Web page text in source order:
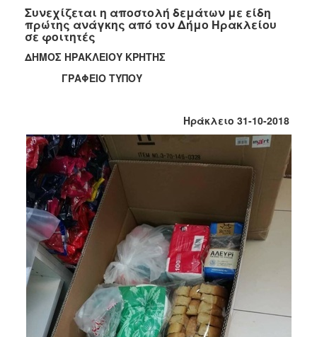
για
Οικονομική
Αδυναμία
&
Καταστροφές
Φροντίδας
(Κ.Α.Π.Η.)
Κέντρα
Δημιουργικής
Απασχόλησης
Παιδιών
(Κ.Δ.Α.Π.)
Κέντρα
Ημερήσιας
Φροντίδας
Ηλικιωμένων
(Κ.Η.Φ.Η.)
Κ.Δ.Α.Π.Α.μεΑ.
Συνεχίζεται η αποστολή δεμάτων με είδη
πρώτης ανάγκης από τον Δήμο Ηρακλείου
σε φοιτητές
ΔΗΜΟΣ ΗΡΑΚΛΕΙΟΥ ΚΡΗΤΗΣ
ΓΡΑΦΕΙΟ ΤΥΠΟΥ
Ηράκλειο 31-10-2018